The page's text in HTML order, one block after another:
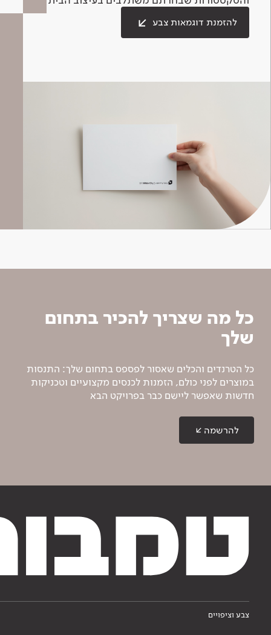
להזמנת דוגמאות צבע
כל מה שצריך להכיר בתחום
שלך
כל הטרנדים והכלים שאסור לפספס בתחום שלך: התנסות
במוצרים לפני כולם, הזמנות לכנסים מקצועיים וטכניקות
חדשות שאפשר ליישם כבר בפרויקט הבא
להרשמה
צבע וציפויים